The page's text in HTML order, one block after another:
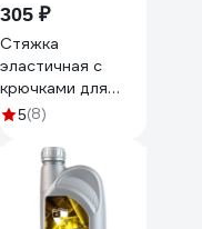
305 ₽
Стяжка
эластичная с
крючками для
багажа HITCH
комплект 2 шт.
SZ087656
5(8)